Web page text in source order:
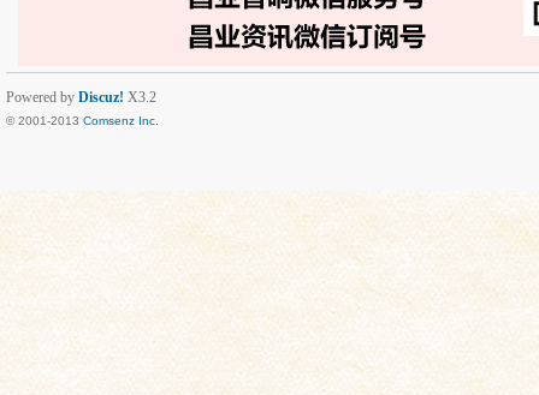
Powered by Discuz! X3.2
© 2001-2013 Comsenz Inc.